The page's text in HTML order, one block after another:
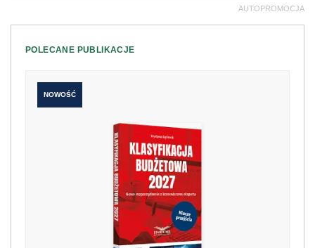
AUTOPROMOCJA
POLECANE PUBLIKACJE
NOWOŚĆ